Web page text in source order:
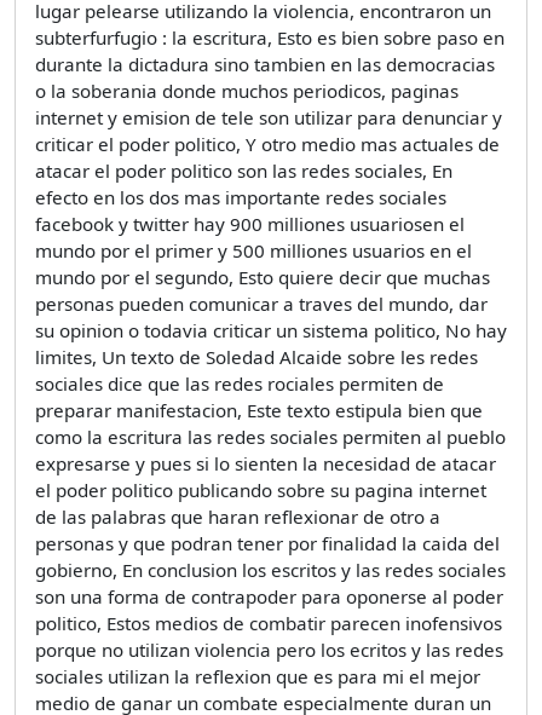
lugar pelearse utilizando la violencia, encontraron un
subterfurfugio : la escritura, Esto es bien sobre paso en
durante la dictadura sino tambien en las democracias
o la soberania donde muchos periodicos, paginas
internet y emision de tele son utilizar para denunciar y
criticar el poder politico, Y otro medio mas actuales de
atacar el poder politico son las redes sociales, En
efecto en los dos mas importante redes sociales
facebook y twitter hay 900 milliones usuariosen el
mundo por el primer y 500 milliones usuarios en el
mundo por el segundo, Esto quiere decir que muchas
personas pueden comunicar a traves del mundo, dar
su opinion o todavia criticar un sistema politico, No hay
limites, Un texto de Soledad Alcaide sobre les redes
sociales dice que las redes rociales permiten de
preparar manifestacion, Este texto estipula bien que
como la escritura las redes sociales permiten al pueblo
expresarse y pues si lo sienten la necesidad de atacar
el poder politico publicando sobre su pagina internet
de las palabras que haran reflexionar de otro a
personas y que podran tener por finalidad la caida del
gobierno, En conclusion los escritos y las redes sociales
son una forma de contrapoder para oponerse al poder
politico, Estos medios de combatir parecen inofensivos
porque no utilizan violencia pero los ecritos y las redes
sociales utilizan la reflexion que es para mi el mejor
medio de ganar un combate especialmente duran un